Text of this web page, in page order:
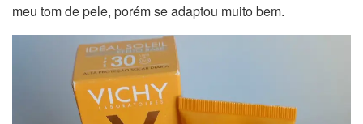
meu tom de pele, porém se adaptou muito bem.